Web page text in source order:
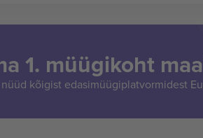
1. müügikoht
kõigist edasimüügiplatvormidest